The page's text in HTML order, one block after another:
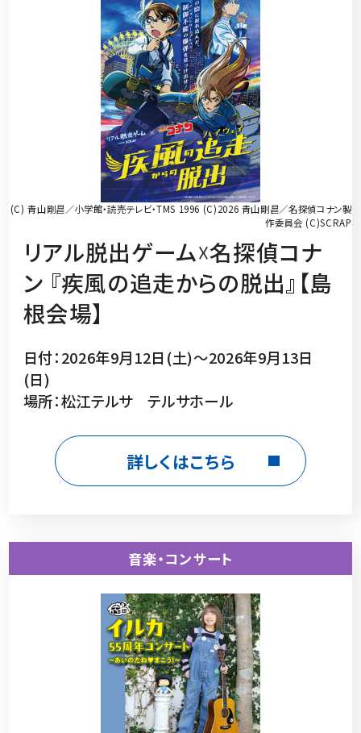
(C) 青山剛昌／小学館・読売テレビ・TMS 1996 (C)2026 青山剛昌／名探偵コナン製
作委員会 (C)SCRAP
リアル脱出ゲーム☓名探偵コナ
ン 『疾風の追走からの脱出』【島
根会場】
日付：2026年9月12日(土)～2026年9月13日
(日)
場所：松江テルサ テルサホール
詳しくはこちら
音楽・コンサート